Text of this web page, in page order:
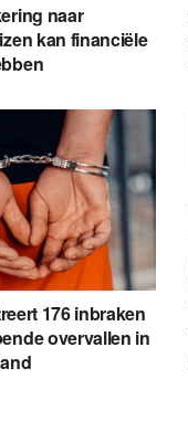
naar
kan financiële
176 inbraken
overvallen in